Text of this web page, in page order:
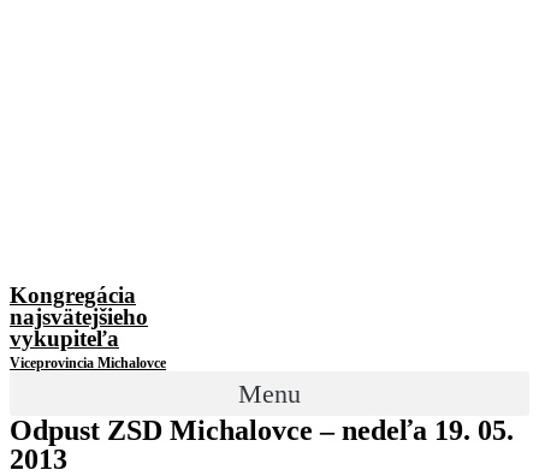
Kongregácia
najsvätejšieho
vykupiteľa
Viceprovincia Michalovce
Menu
Odpust ZSD Michalovce – nedeľa 19. 05.
2013